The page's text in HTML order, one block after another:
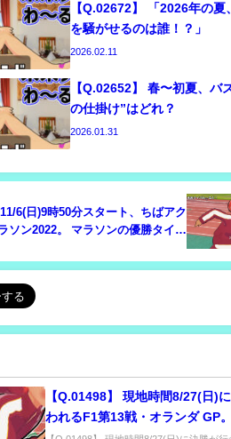
【Q.02672】 「2026年の夏
を騒がせるのは誰！？」
2026.02.11
【Q.02652】 春〜初夏、バ
の仕掛け”はどれ？
2026.01.31
11/6(日)9時50分スタート、ちばアク
ソン2022。 マラソンの優勝タイム
【Q.01498】 現地時間8/27(日)
われるF1第13戦・オランダ GP